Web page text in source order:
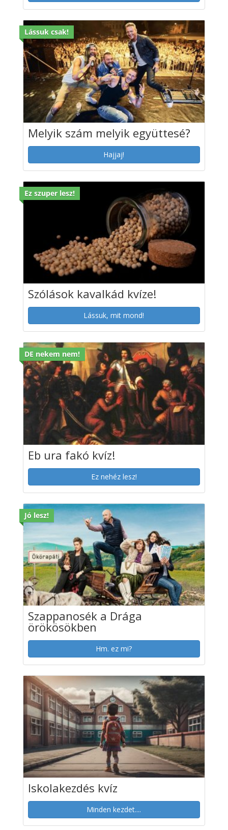
Lássuk csak!
Melyik szám melyik együttesé?
Hajjaj!
Ez szuper lesz!
Szólások kavalkád kvíze!
Lássuk, mit mond!
DE nekem nem!
Eb ura fakó kvíz!
Ez nehéz lesz!
Jó lesz!
Szappanosék a Drága
örökösökben
Hm. ez mi?
Iskolakezdés kvíz
Minden kezdet....